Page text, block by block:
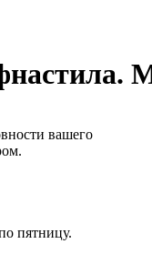
вашего
пятницу.